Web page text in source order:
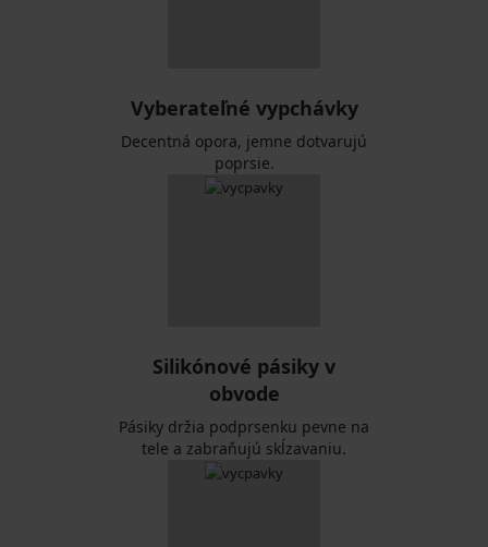
Vyberateľné vypchávky
Decentná opora, jemne dotvarujú
poprsie.
Silikónové pásiky v
obvode
Pásiky držia podprsenku pevne na
tele a zabraňujú skĺzavaniu.